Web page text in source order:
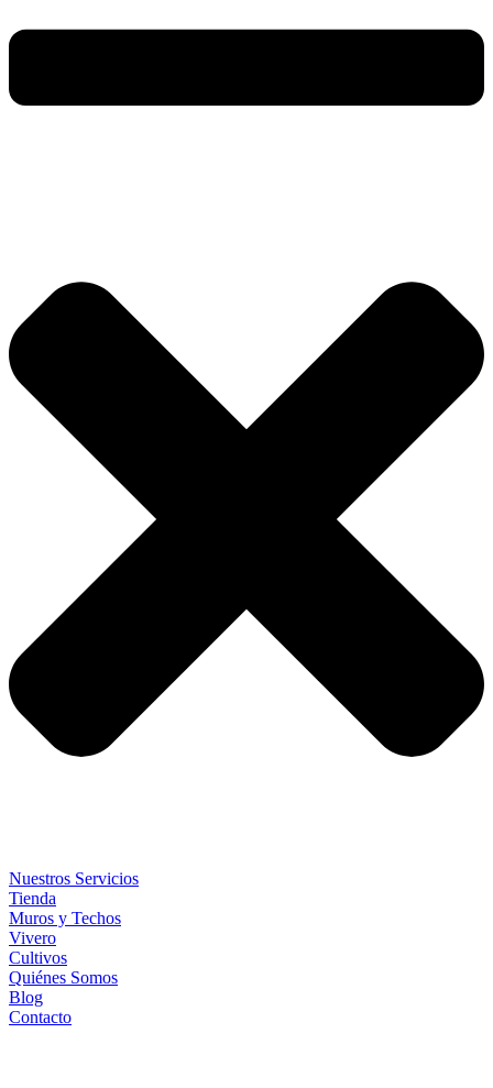
Nuestros Servicios
Tienda
Muros y Techos
Vivero
Cultivos
Quiénes Somos
Blog
Contacto